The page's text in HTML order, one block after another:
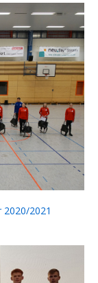
2020/2021